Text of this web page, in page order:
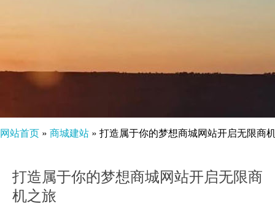
网站首页 » 商城建站 » 打造属于你的梦想商城网站开启无限商
打造属于你的梦想商城网站开启无限商
机之旅